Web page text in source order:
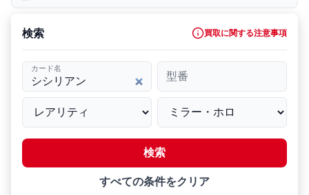
検索 買取に関する注意事項
カード名
型番
検索
すべての条件をクリア